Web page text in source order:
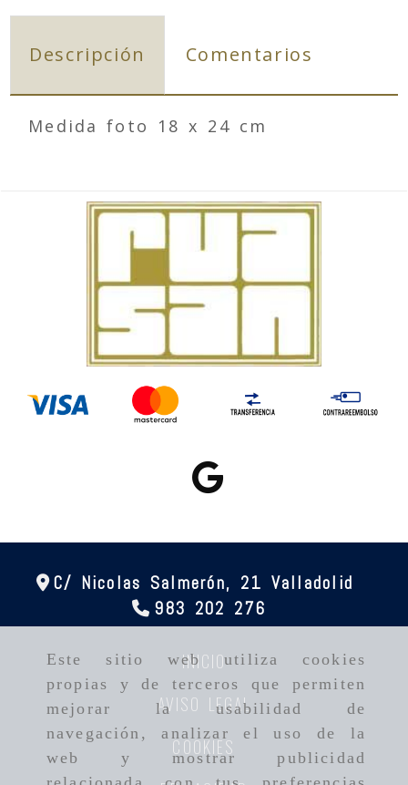
Este sitio web utiliza cookies
propias y de terceros que permiten
mejorar la usabilidad de
navegación, analizar el uso de la
web y mostrar publicidad
Descripción Comentarios
Medida foto 18 x 24 cm
C/ Nicolas Salmerón, 21 Valladolid
983 202 276
INICIO
AVISO LEGAL
COOKIES